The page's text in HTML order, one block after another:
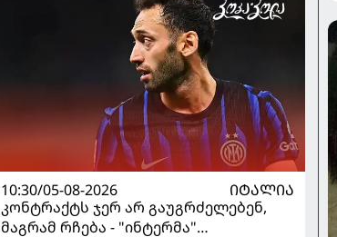
10:30/05-08-2026
ᲘᲢᲐᲚᲘᲐ
კონტრაქტს ჯერ არ გაუგრძელებენ,
მაგრამ რჩება - "ინტერმა"